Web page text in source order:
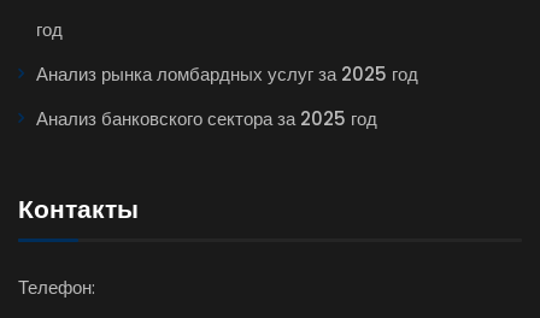
год
Анализ рынка ломбардных услуг за 2025 год
Анализ банковского сектора за 2025 год
Контакты
Телефон: